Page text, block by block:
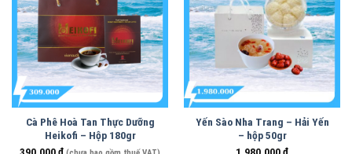
Cà Phê Hoà Tan Thực Dưỡng
Heikofi – Hộp 180gr
Yến Sào Nha Trang – Hải Yến
– hộp 50gr